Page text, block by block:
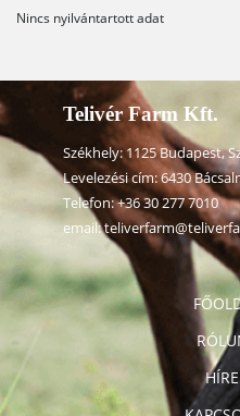
Nincs nyilvántartott adat
Telivér Farm Kft.
Székhely: 1125 Budapest,
Levelezési cím: 6430
Telefon:+36 30 277 7010
email: